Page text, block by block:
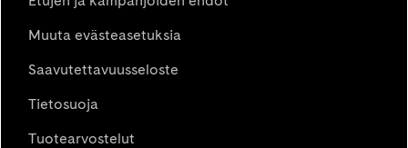
Muuta evästeasetuksia
Saavutettavuusseloste
Tietosuoja
Tuotearvostelut